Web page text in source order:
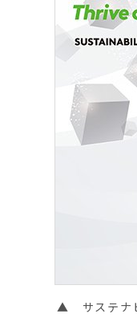
▲ サステナ